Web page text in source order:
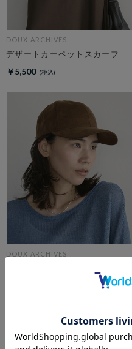
DOUX ARCHIVES
デザートカーペットスカーフ
￥5,500
DOUX ARCHIVES